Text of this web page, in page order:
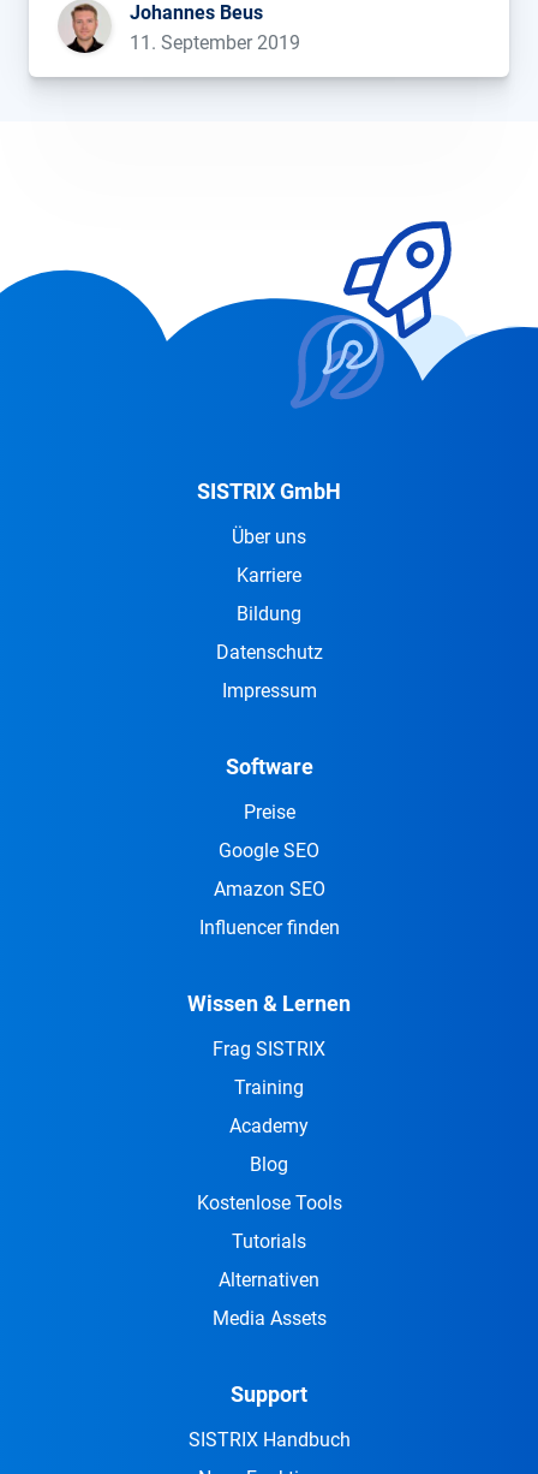
Johannes Beus
11. September 2019
SISTRIX GmbH
Über uns
Karriere
Bildung
Datenschutz
Impressum
Software
Preise
Google SEO
Amazon SEO
Influencer finden
Wissen & Lernen
Frag SISTRIX
Training
Academy
Blog
Kostenlose Tools
Tutorials
Alternativen
Media Assets
Support
SISTRIX Handbuch